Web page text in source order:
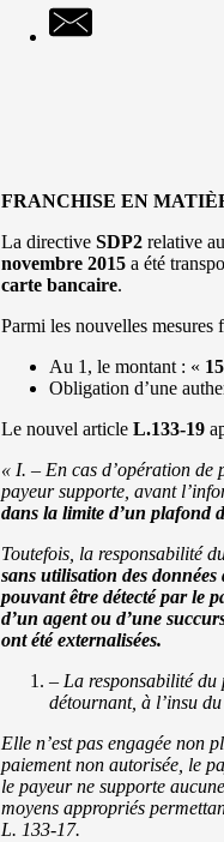
FRANCHISE EN
La directiveSDP2 relative
novembre 2015 a été
carte bancaire.
Parmi les nouvelles
Au 1, le montant : «
Obligation d’une
Le nouvel articleL.133-19
« I. – En cas d’opération de
payeur supporte, avant
dans la limite d’un plafond
Toutefois, la responsabilité
sans utilisation des
pouvant être détecté par le
d’un agent ou d’une
ont été externalisées.
– La responsabilité du
détournant, à l’insu
Elle n’est pas engagée non
paiement non autorisée, le
le payeur ne supporte
moyens appropriés
L. 133-17.